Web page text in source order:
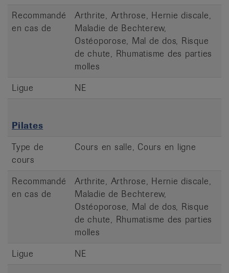
Recommandé
en cas de
Arthrite, Arthrose, Hernie discale,
Maladie de Bechterew,
Ostéoporose, Mal de dos, Risque
de chute, Rhumatisme des parties
molles
Ligue
NE
Pilates
Type de
cours
Cours en salle, Cours en ligne
Recommandé
en cas de
Arthrite, Arthrose, Hernie discale,
Maladie de Bechterew,
Ostéoporose, Mal de dos, Risque
de chute, Rhumatisme des parties
molles
Ligue
NE